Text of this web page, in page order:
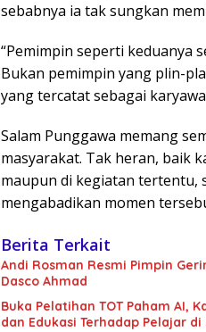
sebabnya ia tak sungkan
“Pemimpin seperti keduanya
Bukan pemimpin yang plin-
yang tercatat sebagai
Salam Punggawa memang
masyarakat. Tak heran, baik
maupun di kegiatan tertentu,
mengabadikan momen
Berita Terkait
Andi Rosman Resmi Pimpin
Dasco Ahmad
Buka Pelatihan TOT Paham AI,
dan Edukasi Terhadap Pelajar